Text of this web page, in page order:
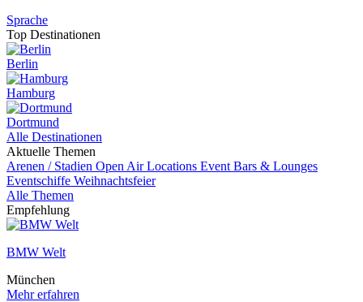
Sprache
Top Destinationen
Berlin
Hamburg
Dortmund
Alle Destinationen
Aktuelle Themen
Arenen / Stadien Open Air Locations Event Bars & Lounges
Eventschiffe Weihnachtsfeier
Alle Themen
Empfehlung
BMW Welt
München
Mehr erfahren